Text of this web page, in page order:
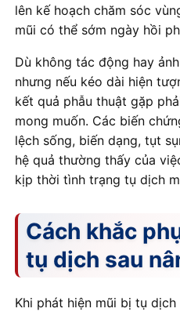
lên kế hoạch chăm sóc
mũi có thể sớm ngày hồi
Dù không tác động hay
nhưng nếu kéo dài hiện
kết quả phẫu thuật gặp
mong muốn. Các biến
lệch sống, biến dạng, tụt
hệ quả thường thấy của
kịp thời tình trạng tụ dịch
Cách khắc
tụ dịch sau
Khi phát hiện mũi bị tụ